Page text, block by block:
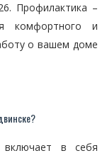
Профилактика –
комфортного и
о вашем доме
включает в себя